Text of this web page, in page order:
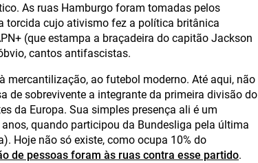
As ruas Hamburgo foram tomadas pelos
torcida cujo ativismo fez a política britânica
(que estampa a braçadeira do capitão Jackson
cantos antifascistas.
mercantilização, ao futebol moderno. Até aqui, não
de sobrevivente a integrante da primeira divisão do
da Europa. Sua simples presença ali é um
quando participou da Bundesliga pela última
Hoje não só existe, como ocupa 10% do
de pessoas foram às ruas contra esse partido.